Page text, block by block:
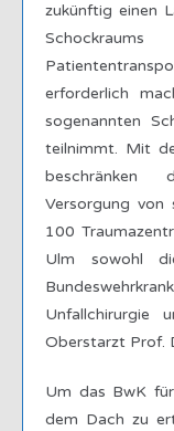
zukünftig einen
erforderlich
sogenannten
teilnimmt. Mit
beschränken
Versorgung von
100
Ulm sowohl
Unfallchirurgie
Oberstarzt Prof.
Um das BwK
dem Dach zu